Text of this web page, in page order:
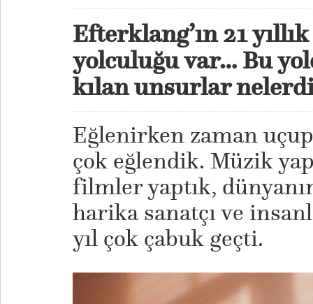
Efterklang’ın 21
yolculuğu var… Bu
kılan unsurlar
Eğlenirken zaman
çok eğlendik. Müzik
filmler yaptık,
harika sanatçı ve
yıl çok çabuk geçti.